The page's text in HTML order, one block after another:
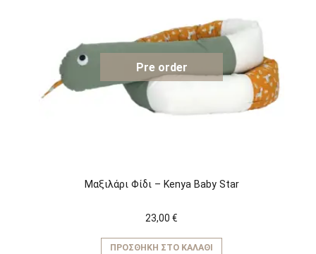
Pre order
Μαξιλάρι Φίδι – Kenya Baby Star
23,00 €
ΠΡΟΣΘΉΚΗ ΣΤΟ ΚΑΛΆΘΙ